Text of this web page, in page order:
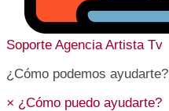
Soporte Agencia Artista Tv
¿Cómo podemos ayudarte?
× ¿Cómo puedo ayudarte?